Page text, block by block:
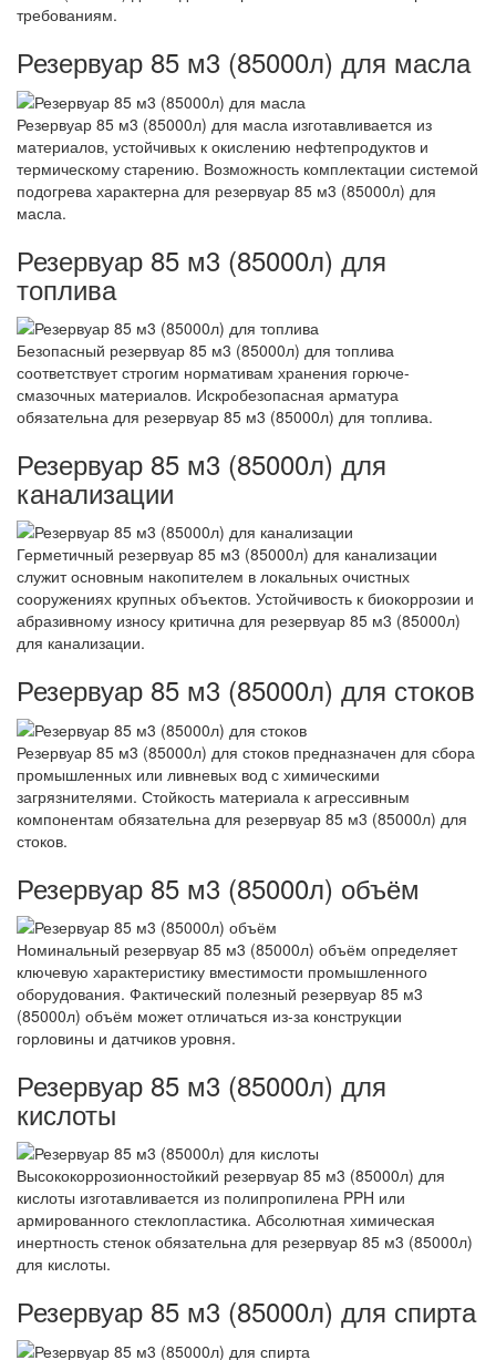
требованиям.
Резервуар 85 м3 (85000л) для масла
Резервуар 85 м3 (85000л) для масла изготавливается из
материалов, устойчивых к окислению нефтепродуктов и
термическому старению. Возможность комплектации системой
подогрева характерна для резервуар 85 м3 (85000л) для
масла.
Резервуар 85 м3 (85000л) для
топлива
Безопасный резервуар 85 м3 (85000л) для топлива
соответствует строгим нормативам хранения горюче-
смазочных материалов. Искробезопасная арматура
обязательна для резервуар 85 м3 (85000л) для топлива.
Резервуар 85 м3 (85000л) для
канализации
Герметичный резервуар 85 м3 (85000л) для канализации
служит основным накопителем в локальных очистных
сооружениях крупных объектов. Устойчивость к биокоррозии и
абразивному износу критична для резервуар 85 м3 (85000л)
для канализации.
Резервуар 85 м3 (85000л) для стоков
Резервуар 85 м3 (85000л) для стоков предназначен для сбора
промышленных или ливневых вод с химическими
загрязнителями. Стойкость материала к агрессивным
компонентам обязательна для резервуар 85 м3 (85000л) для
стоков.
Резервуар 85 м3 (85000л) объём
Номинальный резервуар 85 м3 (85000л) объём определяет
ключевую характеристику вместимости промышленного
оборудования. Фактический полезный резервуар 85 м3
(85000л) объём может отличаться из-за конструкции
горловины и датчиков уровня.
Резервуар 85 м3 (85000л) для
кислоты
Высококоррозионностойкий резервуар 85 м3 (85000л) для
кислоты изготавливается из полипропилена PPH или
армированного стеклопластика. Абсолютная химическая
инертность стенок обязательна для резервуар 85 м3 (85000л)
для кислоты.
Резервуар 85 м3 (85000л) для спирта